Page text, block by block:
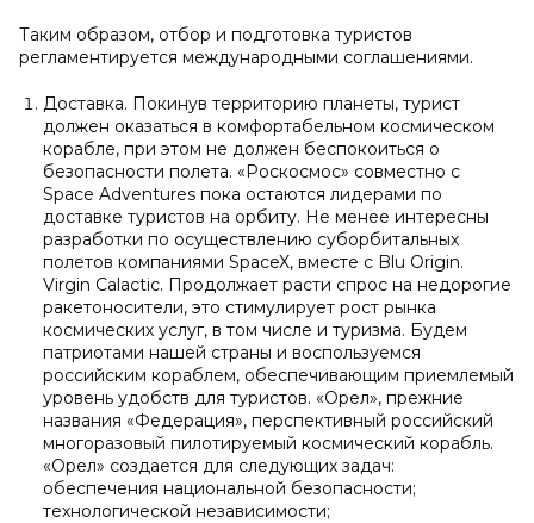
Таким образом, отбор и подготовка туристов
регламентируется международными соглашениями.
Доставка. Покинув территорию планеты, турист
должен оказаться в комфортабельном космическом
корабле, при этом не должен беспокоиться о
безопасности полета. «Роскосмос» совместно с
Space Adventures пока остаются лидерами по
доставке туристов на орбиту. Не менее интересны
разработки по осуществлению суборбитальных
полетов компаниями SpaceX, вместе с Blu Origin.
Virgin Calactic. Продолжает расти спрос на недорогие
ракетоносители, это стимулирует рост рынка
космических услуг, в том числе и туризма. Будем
патриотами нашей страны и воспользуемся
российским кораблем, обеспечивающим приемлемый
уровень удобств для туристов. «Орел», прежние
названия «Федерация», перспективный российский
многоразовый пилотируемый космический корабль.
«Орел» создается для следующих задач:
обеспечения национальной безопасности;
технологической независимости;